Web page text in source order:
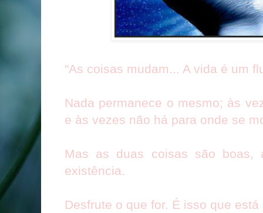
"As coisas mudam... A vida é um
Nada permanece o mesmo; às
e às vezes não há para onde se
Mas as duas coisas são boas,
existência.
Desfrute o que for. É isso que